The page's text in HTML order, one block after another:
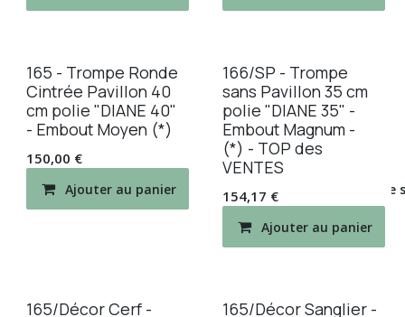
165 - Trompe Ronde
Cintrée Pavillon 40
cm polie "DIANE 40"
- Embout Moyen (*)
150,00 €
Ajouter au panier Ajouter à la liste de
166/SP - Trompe
sans Pavillon 35 cm
polie "DIANE 35" -
Embout Magnum -
(*) - TOP des
VENTES
154,17 €
Ajouter au panier
165/Décor Cerf -
165/Décor Sanglier -